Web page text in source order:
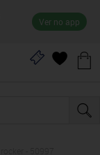
Ver no app